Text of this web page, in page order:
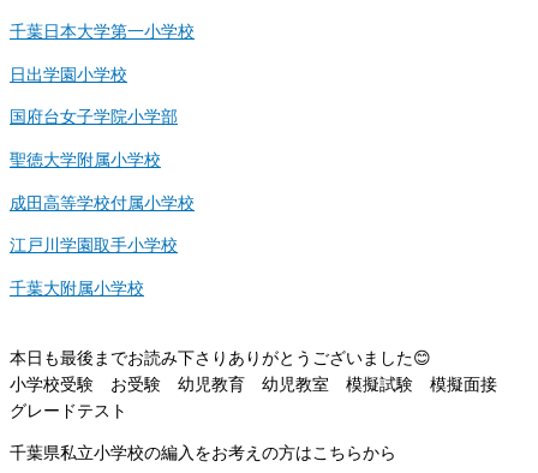
千葉日本大学第一小学校
日出学園小学校
国府台女子学院小学部
聖徳大学附属小学校
成田高等学校付属小学校
江戸川学園取手小学校
千葉大附属小学校
本日も最後までお読み下さりありがとうございました😊
小学校受験 お受験 幼児教育 幼児教室 模擬試験 模擬面接
グレードテスト
千葉県私立小学校の編入をお考えの方はこちらから